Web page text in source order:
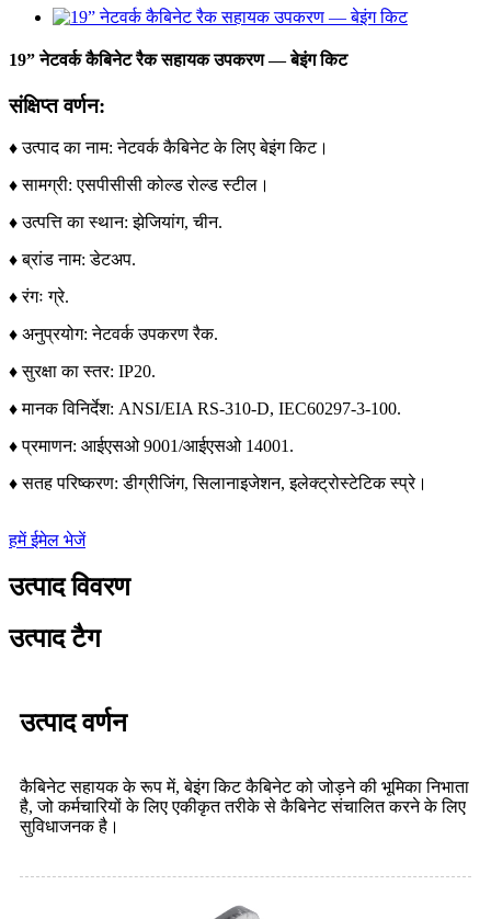
19” नेटवर्क कैबिनेट रैक सहायक उपकरण — बेइंग किट
संक्षिप्त वर्णन:
♦ उत्पाद का नाम: नेटवर्क कैबिनेट के लिए बेइंग किट।
♦ सामग्री: एसपीसीसी कोल्ड रोल्ड स्टील।
♦ उत्पत्ति का स्थान: झेजियांग, चीन.
♦ ब्रांड नाम: डेटअप.
♦ रंगः ग्रे.
♦ अनुप्रयोग: नेटवर्क उपकरण रैक.
♦ सुरक्षा का स्तर: IP20.
♦ मानक विनिर्देश: ANSI/EIA RS-310-D, IEC60297-3-100.
♦ प्रमाणन: आईएसओ 9001/आईएसओ 14001.
♦ सतह परिष्करण: डीग्रीजिंग, सिलानाइजेशन, इलेक्ट्रोस्टेटिक स्प्रे।
हमें ईमेल भेजें
उत्पाद विवरण
उत्पाद टैग
उत्पाद वर्णन
कैबिनेट सहायक के रूप में, बेइंग किट कैबिनेट को जोड़ने की भूमिका निभाता
है, जो कर्मचारियों के लिए एकीकृत तरीके से कैबिनेट संचालित करने के लिए
सुविधाजनक है।